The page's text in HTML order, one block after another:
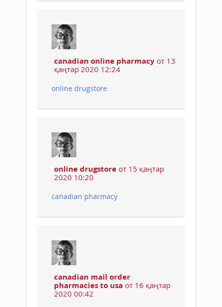
canadian online pharmacy от 13
қаңтар 2020 12:24
online drugstore
online drugstore от 15 қаңтар
2020 10:20
canadian pharmacy
canadian mail order
pharmacies to usa от 16 қаңтар
2020 00:42